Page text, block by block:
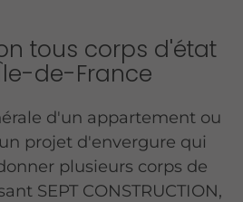
tous corps d'état
de-France
d'un appartement ou
projet d'envergure qui
plusieurs corps de
SEPT CONSTRUCTION,